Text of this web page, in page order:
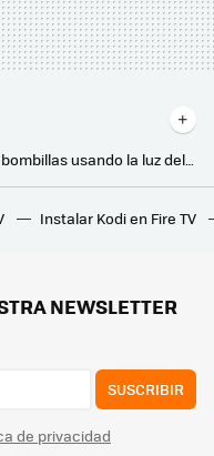
Este invento quiere acabar con las bombillas usando la luz del sol. Sirve para ahorrar y tiene beneficios en nuestra salud
Quiero poner luces en la terraza pero no tengo enchufes y no quiero cables. Esta es la solución que he escogido
Han pasado más de 30 años, pero La Abadía del Crimen sigue teniendo uno de los mejores sistemas anticopia de los videojuegos
Instalar Kodi en Fire TV
NEWSLETTER
SUSCRIBIR
de privacidad